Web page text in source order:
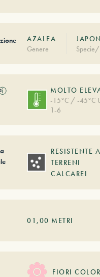
AZALEA
Genere
MOLTO
-15°C / -45°C
1-6
RESISTENTE
TERRENI
CALCAREI
01,00 METRI
FIORI